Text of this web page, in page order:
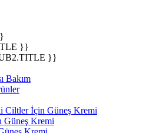
}}
}}
Bakım
Ciltler İçin Güneş Kremi
Güneş Kremi